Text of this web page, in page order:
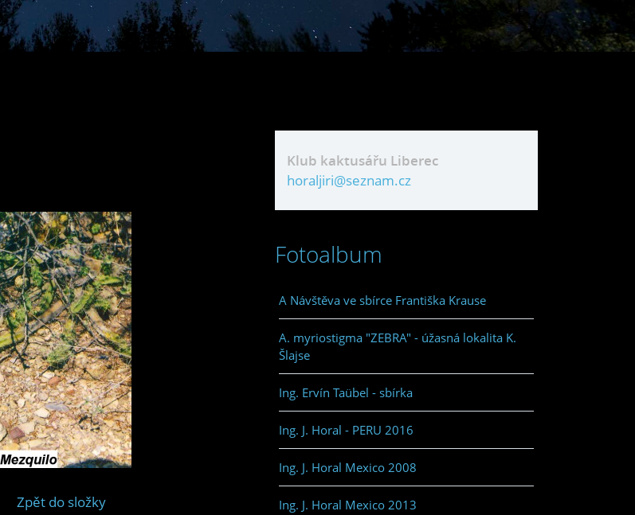
Zpět do složky
Klub kaktusářu Liberec
horaljiri@seznam.cz
Fotoalbum
A Návštěva ve sbírce Františka Krause
A. myriostigma "ZEBRA" - úžasná lokalita K.
Šlajse
Ing. Ervín Taübel - sbírka
Ing. J. Horal - PERU 2016
Ing. J. Horal Mexico 2008
Ing. J. Horal Mexico 2013